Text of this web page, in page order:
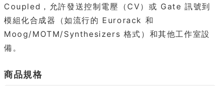
Coupled，允許發送控制電壓（CV）或 Gate 訊號到
模組化合成器（如流行的 Eurorack 和
Moog/MOTM/Synthesizers 格式）和其他工作室設
備。
商品規格